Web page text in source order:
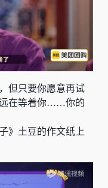
但只要你愿意再试
在等着你……你的
》土豆的作文纸上